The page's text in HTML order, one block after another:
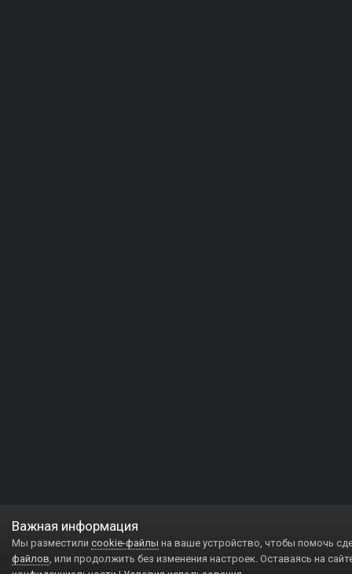
Важная информация
Мы разместили cookie-файлы на ваше устройство, чтобы помочь
файлов, или продолжить без изменения настроек. Оставаясь на